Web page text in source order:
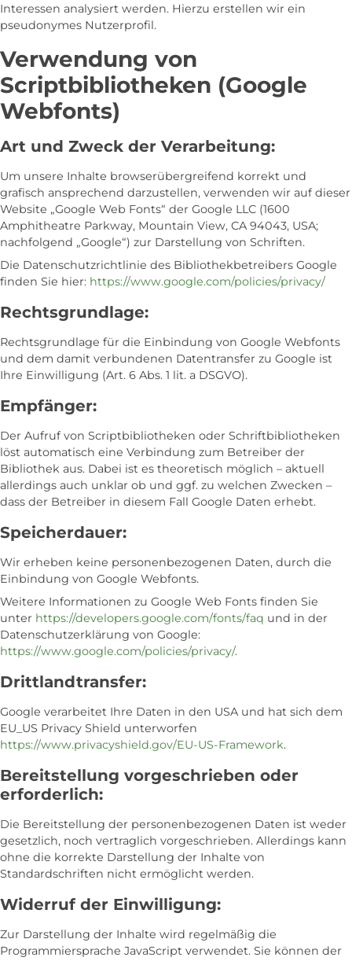
Interessen analysiert werden. Hierzu erstellen wir ein
pseudonymes Nutzerprofil.
Verwendung von
Scriptbibliotheken (Google
Webfonts)
Art und Zweck der Verarbeitung:
Um unsere Inhalte browserübergreifend korrekt und
grafisch ansprechend darzustellen, verwenden wir auf dieser
Website „Google Web Fonts“ der Google LLC (1600
Amphitheatre Parkway, Mountain View, CA 94043, USA;
nachfolgend „Google“) zur Darstellung von Schriften.
Die Datenschutzrichtlinie des Bibliothekbetreibers Google
finden Sie hier: https://www.google.com/policies/privacy/
Rechtsgrundlage:
Rechtsgrundlage für die Einbindung von Google Webfonts
und dem damit verbundenen Datentransfer zu Google ist
Ihre Einwilligung (Art. 6 Abs. 1 lit. a DSGVO).
Empfänger:
Der Aufruf von Scriptbibliotheken oder Schriftbibliotheken
löst automatisch eine Verbindung zum Betreiber der
Bibliothek aus. Dabei ist es theoretisch möglich – aktuell
allerdings auch unklar ob und ggf. zu welchen Zwecken –
dass der Betreiber in diesem Fall Google Daten erhebt.
Speicherdauer:
Wir erheben keine personenbezogenen Daten, durch die
Einbindung von Google Webfonts.
Weitere Informationen zu Google Web Fonts finden Sie
unter https://developers.google.com/fonts/faq und in der
Datenschutzerklärung von Google:
https://www.google.com/policies/privacy/.
Drittlandtransfer:
Google verarbeitet Ihre Daten in den USA und hat sich dem
EU_US Privacy Shield unterworfen
https://www.privacyshield.gov/EU-US-Framework.
Bereitstellung vorgeschrieben oder
erforderlich:
Die Bereitstellung der personenbezogenen Daten ist weder
gesetzlich, noch vertraglich vorgeschrieben. Allerdings kann
ohne die korrekte Darstellung der Inhalte von
Standardschriften nicht ermöglicht werden.
Widerruf der Einwilligung:
Zur Darstellung der Inhalte wird regelmäßig die
Programmiersprache JavaScript verwendet. Sie können der